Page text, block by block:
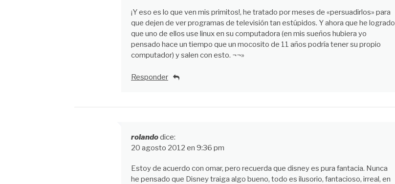
¡Y eso es lo que ven mis primitos!, he tratado por meses de «persuadirlos» para
que dejen de ver programas de televisión tan estúpidos. Y ahora que he logrado
que uno de ellos use linux en su computadora (en mis sueños hubiera yo
pensado hace un tiempo que un mocosito de 11 años podría tener su propio
computador) y salen con esto. ¬¬»
Responder
rolandodice:
20 agosto 2012 en 9:36 pm
Estoy de acuerdo con omar, pero recuerda que disney es pura fantacia. Nunca
he pensado que Disney traiga algo bueno, todo es ilusorio, fantacioso, irreal, en